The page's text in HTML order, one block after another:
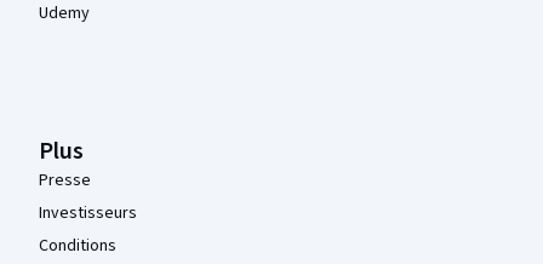
Udemy
Plus
Presse
Investisseurs
Conditions